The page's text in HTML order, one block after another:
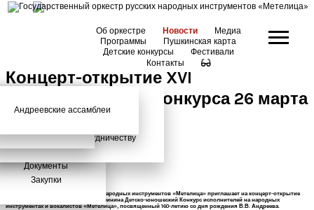
Об оркестре
История
Документы
Закупки
Новости
Анонсы
Медиа
Фото
Программы
Школьный абонемент
Приглашаем к сотрудничеству
Пушкинская карта
Детские конкурсы
2026 год
Фестивали
Андреевские ассамблеи
Контакты
Концерт-открытие XVI
Международного конкурса 26 марта
2021 г.
Государственный оркестр русских народных инструментов «Метелица» приглашает на концерт-открытие
XVI Международного имени Н.Н. Калинина Детско-юношеский Конкурс исполнителей на народных
инструментах и вокалистов «Метелица», посвященный 160-летию со дня рождения В.В. Андреева.